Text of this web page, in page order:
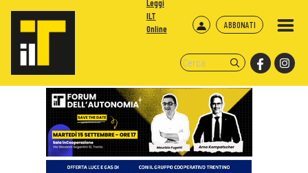
ABBONATI
Leggi
ILT
Online